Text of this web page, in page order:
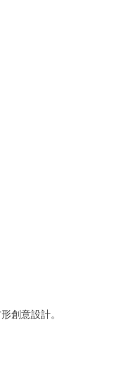
創意設計。